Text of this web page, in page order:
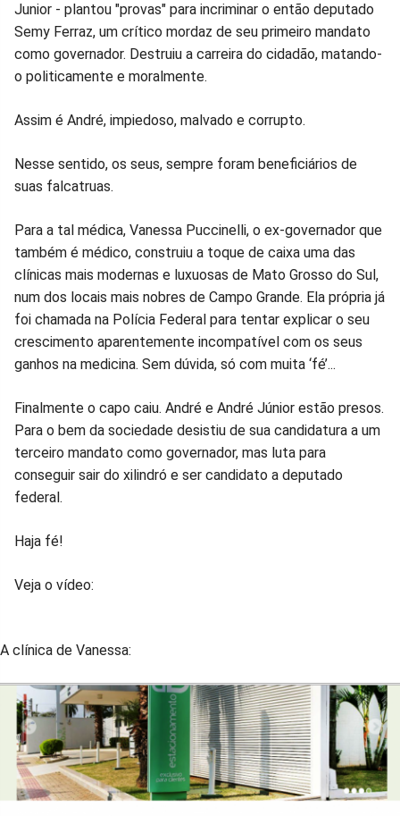
Junior - plantou "provas" para incriminar o então deputado
Semy Ferraz, um crítico mordaz de seu primeiro mandato
como governador. Destruiu a carreira do cidadão, matando-
o politicamente e moralmente.
Assim é André, impiedoso, malvado e corrupto.
Nesse sentido, os seus, sempre foram beneficiários de
suas falcatruas.
Para a tal médica, Vanessa Puccinelli, o ex-governador que
também é médico, construiu a toque de caixa uma das
clínicas mais modernas e luxuosas de Mato Grosso do Sul,
num dos locais mais nobres de Campo Grande. Ela própria já
foi chamada na Polícia Federal para tentar explicar o seu
crescimento aparentemente incompatível com os seus
ganhos na medicina. Sem dúvida, só com muita ‘fé’...
Finalmente o capo caiu. André e André Júnior estão presos.
Para o bem da sociedade desistiu de sua candidatura a um
terceiro mandato como governador, mas luta para
conseguir sair do xilindró e ser candidato a deputado
federal.
Haja fé!
Veja o vídeo:
A clínica de Vanessa: